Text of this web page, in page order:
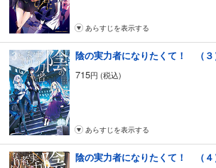
あらすじを表示する
陰の実力者になりたくて！ （３
715円 (税込)
あらすじを表示する
陰の実力者になりたくて！ （４